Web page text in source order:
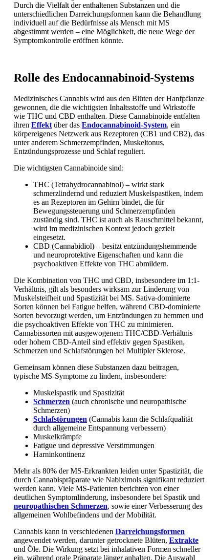
Durch die Vielfalt der enthaltenen Substanzen und die
unterschiedlichen Darreichungsformen kann die Behandlung
individuell auf die Bedürfnisse als Mensch mit MS
abgestimmt werden – eine Möglichkeit, die neue Wege der
Symptomkontrolle eröffnen könnte.
Rolle des Endocannabinoid-Systems
Medizinisches Cannabis wird aus den Blüten der Hanfpflanze
gewonnen, die die wichtigsten Inhaltsstoffe und Wirkstoffe
wie THC und CBD enthalten. Diese Cannabinoide entfalten
ihren Effekt über das Endocannabinoid-System, ein
körpereigenes Netzwerk aus Rezeptoren (CB1 und CB2), das
unter anderem Schmerzempfinden, Muskeltonus,
Entzündungsprozesse und Schlaf reguliert.
Die wichtigsten Cannabinoide sind:
THC (Tetrahydrocannabinol) – wirkt stark
schmerzlindernd und reduziert Muskelspastiken, indem
es an Rezeptoren im Gehirn bindet, die für
Bewegungssteuerung und Schmerzempfinden
zuständig sind. THC ist auch als Rauschmittel bekannt,
wird im medizinischen Kontext jedoch gezielt
eingesetzt.
CBD (Cannabidiol) – besitzt entzündungshemmende
und neuroprotektive Eigenschaften und kann die
psychoaktiven Effekte von THC abmildern.
Die Kombination von THC und CBD, insbesondere im 1:1-
Verhältnis, gilt als besonders wirksam zur Linderung von
Muskelsteifheit und Spastizität bei MS. Sativa-dominierte
Sorten können bei Fatigue helfen, während CBD-dominierte
Sorten bevorzugt werden, um Entzündungen zu hemmen und
die psychoaktiven Effekte von THC zu minimieren.
Cannabissorten mit ausgewogenem THC/CBD-Verhältnis
oder hohem CBD-Anteil sind effektiv gegen Spastiken,
Schmerzen und Schlafstörungen bei Multipler Sklerose.
Gemeinsam können diese Substanzen dazu beitragen,
typische MS-Symptome zu lindern, insbesondere:
Muskelspastik und Spastizität
Schmerzen (auch chronische und neuropathische
Schmerzen)
Schlafstörungen (Cannabis kann die Schlafqualität
durch allgemeine Entspannung verbessern)
Muskelkrämpfe
Fatigue und depressive Verstimmungen
Harninkontinenz
Mehr als 80% der MS-Erkrankten leiden unter Spastizität, die
durch Cannabispräparate wie Nabiximols signifikant reduziert
werden kann. Viele MS-Patienten berichten von einer
deutlichen Symptomlinderung, insbesondere bei Spastik und
neuropathischen Schmerzen, sowie einer Verbesserung des
allgemeinen Wohlbefindens und der Mobilität.
Cannabis kann in verschiedenen Darreichungsformen
angewendet werden, darunter getrocknete Blüten, Extrakte
und Öle. Die Wirkung setzt bei inhalativen Formen schneller
ein, während orale Präparate länger anhalten. Die Auswahl